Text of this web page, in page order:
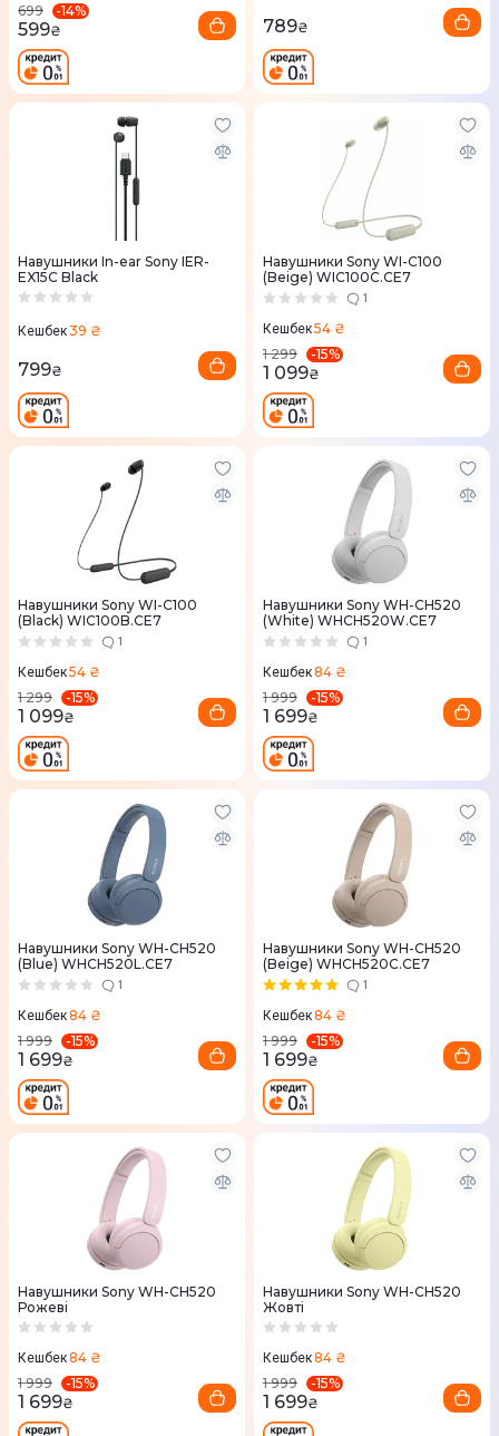
699
-14%
599₴ 789₴
Навушники In-ear Sony IER-
EX15C Black
Кешбек39 ₴
799₴
Навушники Sony WI-C100
(Beige) WIC100C.CE7
1
Кешбек54 ₴
1 299
-15%
1 099₴
Навушники Sony WI-C100
(Black) WIC100B.CE7
1
Кешбек54 ₴
1 299
-15%
1 099₴
Навушники Sony WH-CH520
(White) WHCH520W.CE7
1
Кешбек84 ₴
1 999
-15%
1 699₴
Навушники Sony WH-CH520
(Blue) WHCH520L.CE7
1
Кешбек84 ₴
1 999
-15%
1 699₴
Навушники Sony WH-CH520
(Beige) WHCH520C.CE7
1
Кешбек84 ₴
1 999
-15%
1 699₴
Навушники Sony WH-CH520
Рожеві
Кешбек84 ₴
1 999
-15%
1 699₴
Навушники Sony WH-CH520
Жовті
Кешбек84 ₴
1 999
-15%
1 699₴